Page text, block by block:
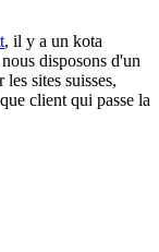
, il y a un kota
disposons d'un
sites suisses,
client qui passe la